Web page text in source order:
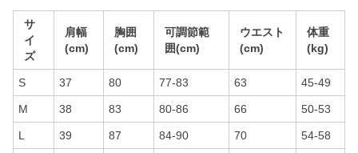
サ
イ
ズ
肩幅
(cm)
胸囲
(cm)
可調節範
囲(cm)
ウエスト
(cm)
体重
(kg)
S 37 80 77-83 63 45-49
M 38 83 80-86 66 50-53
L 39 87 84-90 70 54-58